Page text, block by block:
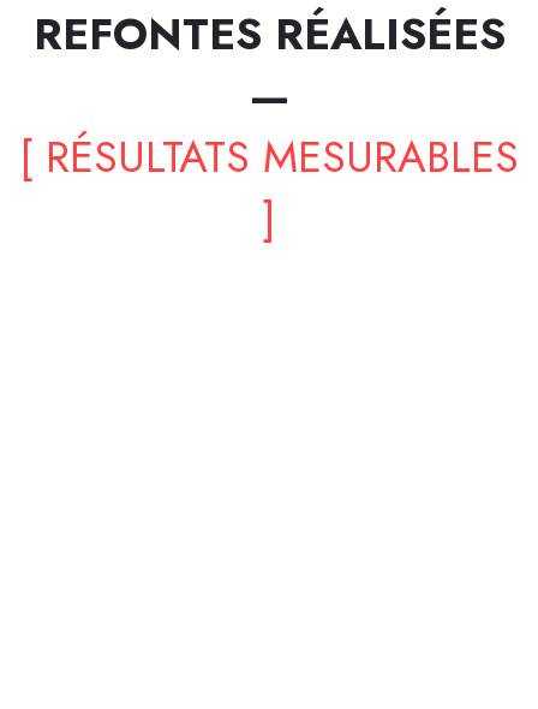
REFONTES RÉALISÉES
—
[ RÉSULTATS MESURABLES
]